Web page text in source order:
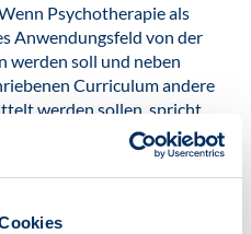
Psychotherapie als
Anwendungsfeld von der
werden soll und neben
Curriculum andere
werden sollen, spricht
der Ausbildung.
gefördert, wenn mit
durchgeführt wird, ohne